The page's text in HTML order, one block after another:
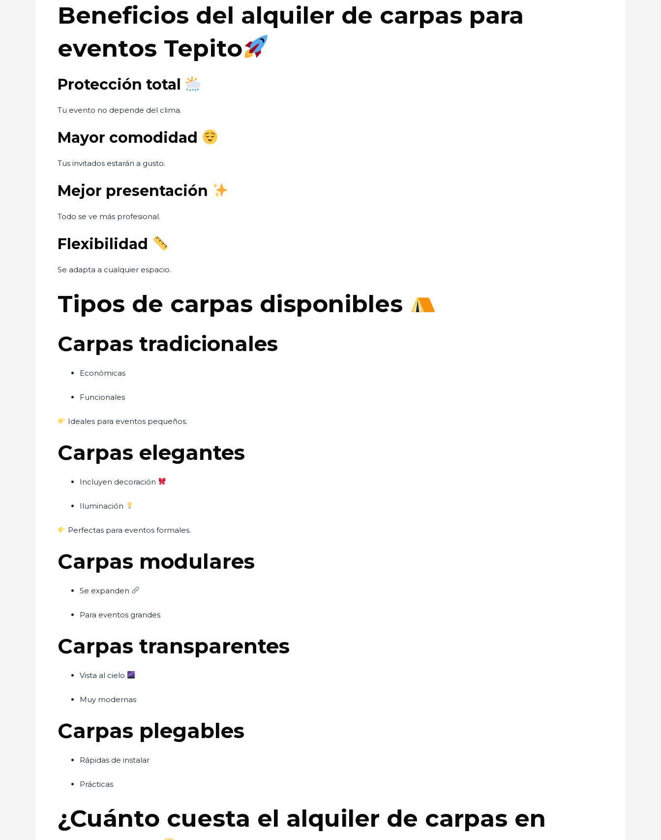
Beneficios del alquiler de carpas para
eventos Tepito
Protección total
Tu evento no depende del clima.
Mayor comodidad
Tus invitados estarán a gusto.
Mejor presentación
Todo se ve más profesional.
Flexibilidad
Se adapta a cualquier espacio.
Tipos de carpas disponibles
Carpas tradicionales
Económicas
Funcionales
Ideales para eventos pequeños.
Carpas elegantes
Incluyen decoración
Iluminación
Perfectas para eventos formales.
Carpas modulares
Se expanden
Para eventos grandes
Carpas transparentes
Vista al cielo
Muy modernas
Carpas plegables
Rápidas de instalar
Prácticas
¿Cuánto cuesta el alquiler de carpas en